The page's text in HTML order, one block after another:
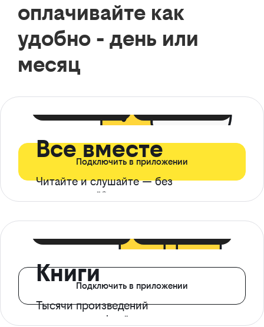
оплачивайте как
удобно - день или
месяц
Все вместе
Читайте и слушайте — без
ограничений*
Подключить в приложении
Книги
Тысячи произведений
с доступом офлайн
Подключить в приложении